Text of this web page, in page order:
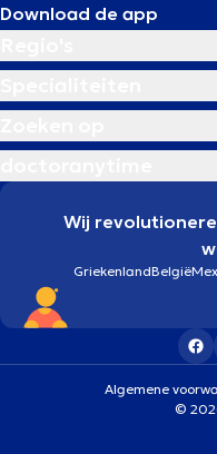
Download de app
Wij
GriekenlandBelgië
Algemene
©